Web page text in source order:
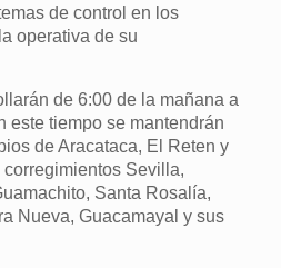
de control en los
operativa de su
de 6:00 de la mañana a
este tiempo se mantendrán
de Aracataca, El Reten y
Sevilla,
Santa Rosalía,
Nueva, Guacamayal y sus